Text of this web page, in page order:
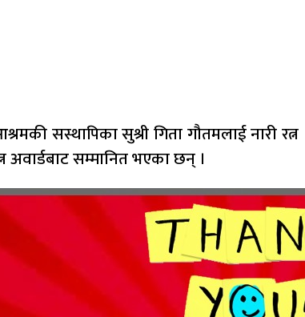
सस्थापिका सुश्री गिता गौतमलाई नारी रत्न
सम्मानित भएका छन् ।